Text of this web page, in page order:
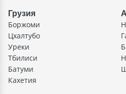
Грузия
Боржоми
Цхалтубо
Уреки
Тбилиси
Батуми
Кахетия